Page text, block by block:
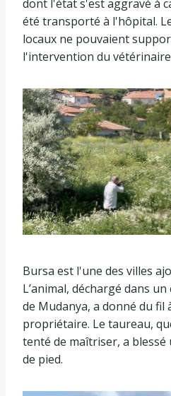
dont l'état s'est aggravé à
été transporté à l'hôpital.
locaux ne pouvaient
l'intervention du
Bursa est l'une des villes
L’animal, déchargé dans
de Mudanya, a donné du fil
propriétaire. Le taureau,
tenté de maîtriser, a
de pied.